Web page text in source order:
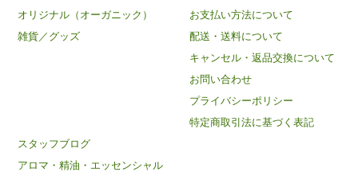
オリジナル（オーガニック）
雑貨／グッズ
お支払い方法について
配送・送料について
キャンセル・返品交換について
お問い合わせ
プライバシーポリシー
特定商取引法に基づく表記
スタッフブログ
アロマ・精油・エッセンシャル